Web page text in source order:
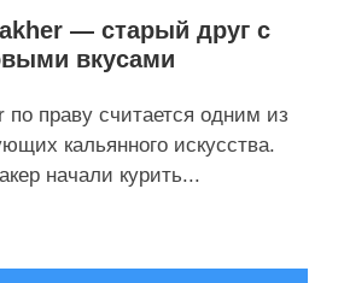
— старый друг с
вкусами
по праву считается одним из
кальянного искусства.
начали курить...